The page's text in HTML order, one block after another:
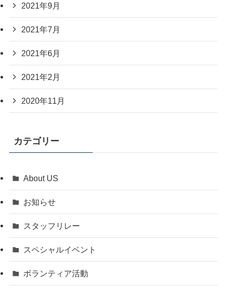
2021年9月
2021年7月
2021年6月
2021年2月
2020年11月
カテゴリー
About US
お知らせ
スタッフリレー
スペシャルイベント
ボランティア活動